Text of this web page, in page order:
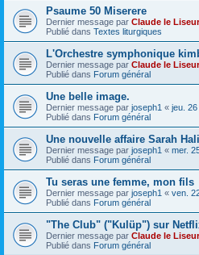
Psaume 50 Miserere
Dernier message par Claude le Liseur
Publié dans Textes liturgiques
L'Orchestre symphonique
Dernier message par Claude le Liseur
Publié dans Forum général
Une belle image.
Dernier message par joseph1 « jeu.
Publié dans Forum général
Une nouvelle affaire Sarah
Dernier message par joseph1 « mer.
Publié dans Forum général
Tu seras une femme, mon fils
Dernier message par joseph1 « ven.
Publié dans Forum général
"The Club" ("Kulüp") sur
Dernier message par Claude le Liseur
Publié dans Forum général